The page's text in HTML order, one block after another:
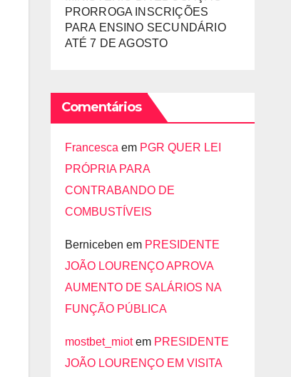
PRORROGA INSCRIÇÕES
PARA ENSINO SECUNDÁRIO
ATÉ 7 DE AGOSTO
Comentários
Francesca em PGR QUER LEI
PRÓPRIA PARA
CONTRABANDO DE
COMBUSTÍVEIS
Berniceben em PRESIDENTE
JOÃO LOURENÇO APROVA
AUMENTO DE SALÁRIOS NA
FUNÇÃO PÚBLICA
mostbet_miotem PRESIDENTE
JOÃO LOURENÇO EM VISITA